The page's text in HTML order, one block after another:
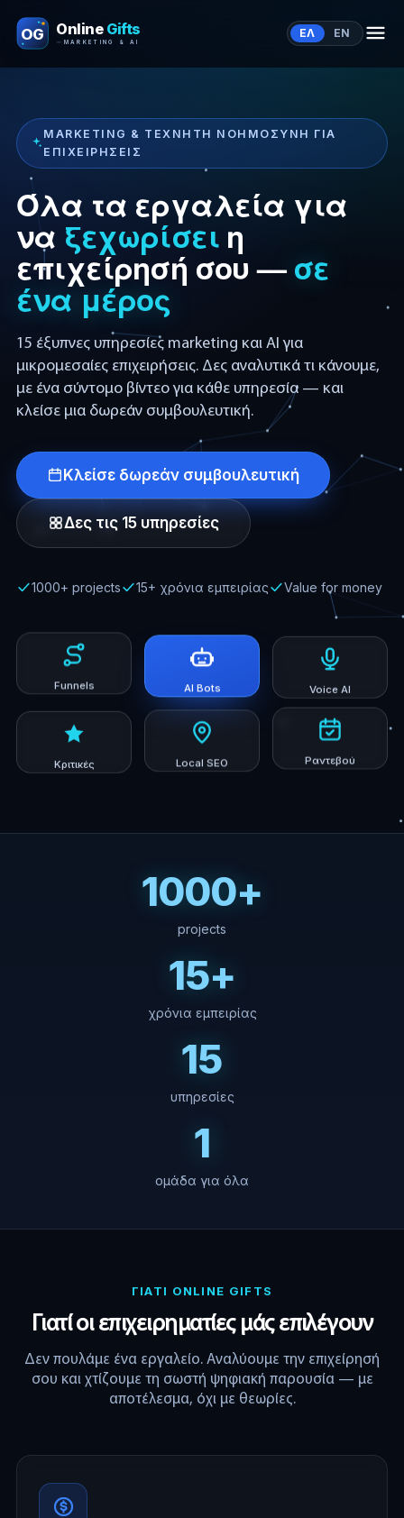
OG Online Gifts
MARKETING & AI
ΕΛ EN
MARKETING & ΤΕΧΝΗΤΗ ΝΟΗΜΟΣΥΝΗ ΓΙΑ
ΕΠΙΧΕΙΡΗΣΕΙΣ
Όλα τα εργαλεία για
να πουλήσειη
επιχείρησή σου —σε
ένα μέρος
15 έξυπνες υπηρεσίες marketing και AI για
μικρομεσαίες επιχειρήσεις. Δες αναλυτικά τι κάνουμε,
με ένα σύντομο βίντεο για κάθε υπηρεσία — και
κλείσε μια δωρεάν συμβουλευτική.
Κλείσε δωρεάν συμβουλευτική
Δες τις 15 υπηρεσίες
1000+ projects 15+ χρόνια εμπειρίας Value for money
Funnels Voice AI
Κριτικές Local SEO Ραντεβού
1000+
projects
15+
χρόνια εμπειρίας
15
υπηρεσίες
1
ομάδα για όλα
ΓΙΑΤΙ ONLINE GIFTS
Γιατί οι επιχειρηματίες μάς επιλέγουν
Δεν πουλάμε ένα εργαλείο. Αναλύουμε την επιχείρησή
σου και χτίζουμε τη σωστή ψηφιακή παρουσία — με
αποτέλεσμα, όχι με θεωρίες.